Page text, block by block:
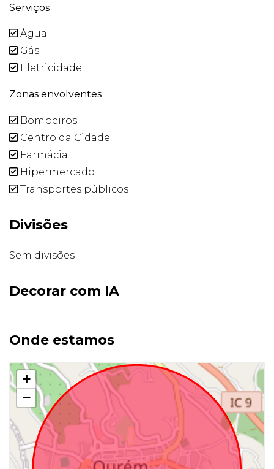
Serviços
Água
Gás
Eletricidade
Zonas envolventes
Bombeiros
Centro da Cidade
Farmácia
Hipermercado
Transportes públicos
Divisões
Sem divisões
Decorar com IA
Onde estamos
+
−